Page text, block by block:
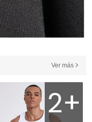
Ver más
2+